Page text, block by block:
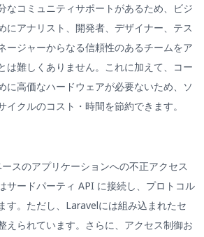
なコミュニティサポートがあるため、ビジ
にアナリスト、開発者、デザイナー、テス
ージャーからなる信頼性のあるチームをア
は難しくありません。これに加えて、コー
に高価なハードウェアが必要ないため、ソ
イクルのコスト・時間を節約できます。
スのアプリケーションへの不正アクセス
サードパーティ API に接続し、プロトコル
す。ただし、Laravelには組み込まれたセ
えられています。さらに、アクセス制御お